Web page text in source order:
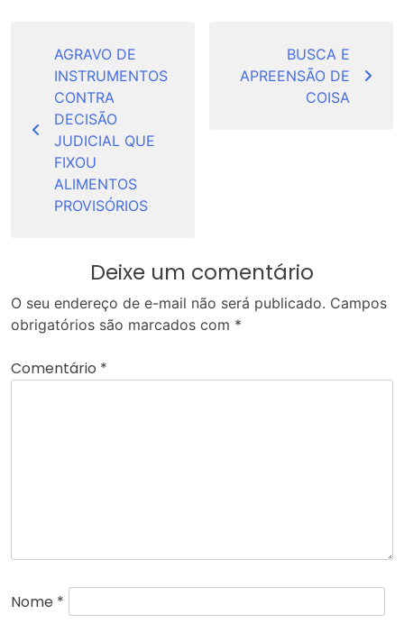
Post
AGRAVO DE
INSTRUMENTOS
CONTRA
DECISÃO
JUDICIAL QUE
FIXOU
ALIMENTOS
PROVISÓRIOS
BUSCA E
APREENSÃO DE
COISA
Deixe um comentário
O seu endereço de e-mail não será publicado. Campos
obrigatórios são marcados com *
Comentário *
Nome *